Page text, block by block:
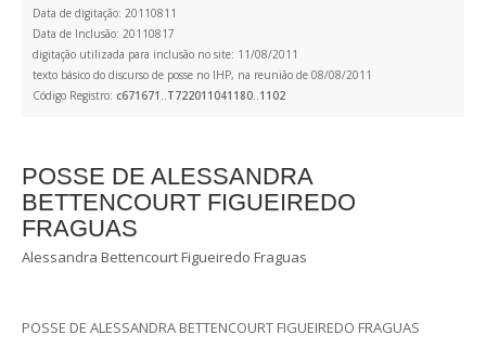
Data de digitação: 20110811
Data de Inclusão: 20110817
digitação utilizada para inclusão no site: 11/08/2011
texto básico do discurso de posse no IHP, na reunião de 08/08/2011
Código Registro: c671671..T722011041180..1102
POSSE DE ALESSANDRA
BETTENCOURT FIGUEIREDO
FRAGUAS
Alessandra Bettencourt Figueiredo Fraguas
POSSE DE ALESSANDRA BETTENCOURT FIGUEIREDO FRAGUAS